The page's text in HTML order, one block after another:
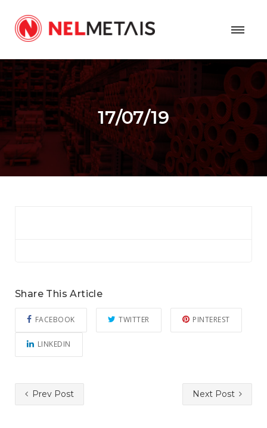
17/07/19
Share This Article
FACEBOOK TWITTER PINTEREST
LINKEDIN
Prev Post Next Post